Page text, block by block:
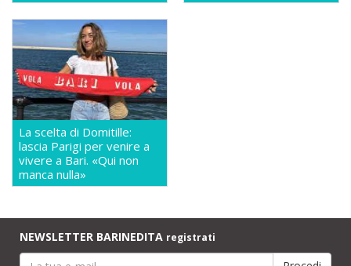
La scelta di Domitille:
lascia Parigi per venire a
vivere a Bari. «Qui non
manca nulla»
NEWSLETTER BARINEDITA registrati